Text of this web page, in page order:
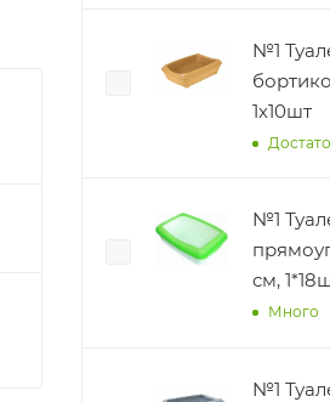
№1
1х10шт
№1
см,
Много
№1